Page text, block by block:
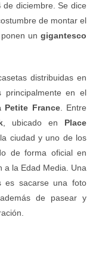
diciembre. Se dice
de montar el
un gigantesco
distribuidas en
principalmente en el
Petite France. Entre
, ubicado en Place
ciudad y uno de los
de forma oficial en
a la Edad Media. Una
es sacarse una foto
de pasear y